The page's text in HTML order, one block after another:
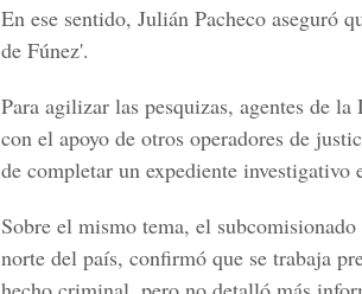
En ese sentido, Julián Pacheco aseguró
de Fúnez'.
Para agilizar las pesquizas, agentes de la
con el apoyo de otros operadores de
de completar un expediente investigativo
Sobre el mismo tema, el subcomisionado
norte del país, confirmó que se trabaja